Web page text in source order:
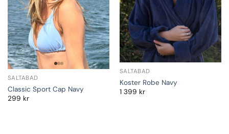
SALTABAD
Classic Sport Cap Navy
299 kr
SALTABAD
Koster Robe Navy
1 399 kr